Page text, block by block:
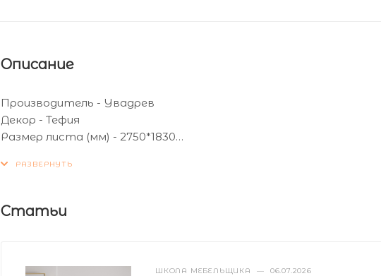
Описание
Производитель - Увадрев
Декор - Тефия
Размер листа (мм) - 2750*1830
Статьи
ШКОЛА МЕБЕЛЬЩИКА — 06.07.2026